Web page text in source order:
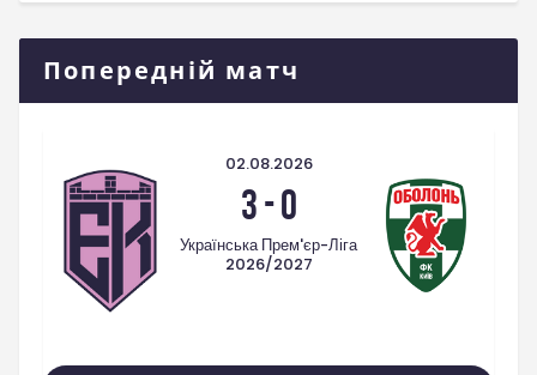
Попередній матч
02.08.2026
3-0
Українська Прем'єр-Ліга
2026/2027